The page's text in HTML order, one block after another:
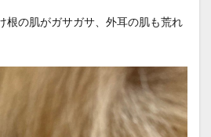
根の肌がガサガサ、外耳の肌も荒れ